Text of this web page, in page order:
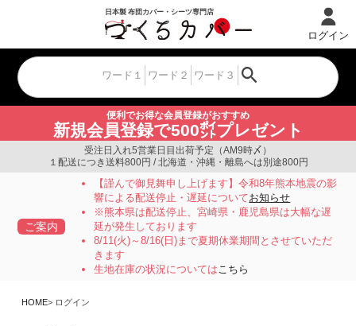
便利でお得な会員登録がおすすめ
新規会員登録で500㌽プレゼント
ログイン
受注日入れ5営業日目出荷予定（AM9時〆）
１配送につき送料800円 / 北海道・沖縄・離島へは別途800円
ご案内
【謹んで御見舞申し上げます】令和8年熊本地震の影
響による配送停止・遅延についてお知らせ
※熊本県は配送停止、宮崎県・鹿児島県は大幅な遅
延が発生しております
8/11(火)～8/16(日)まで夏期休業期間とさせていただ
きます
生地在庫の状況についてはこちら
HOME ログイン